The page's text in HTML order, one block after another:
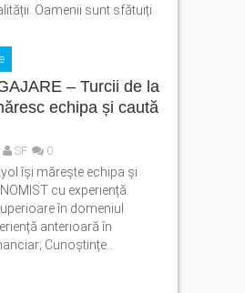
Oamenii sunt sfătuiți
– Turcii de la
echipa și caută
SF 0
își mărește echipa și
cu experiență.
în domeniul
anterioară în
Cunoștințe...